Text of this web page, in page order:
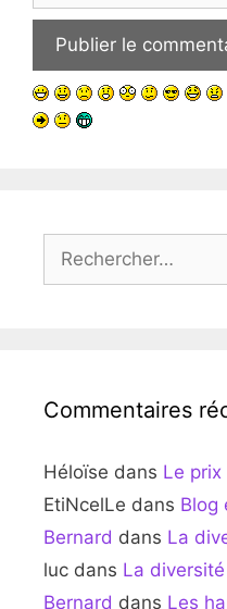
Rechercher :
Commentaires
Héloïse dans Le
EtiNcelLe dans Blog
Bernard dans La
luc dans La
Bernard dans Les